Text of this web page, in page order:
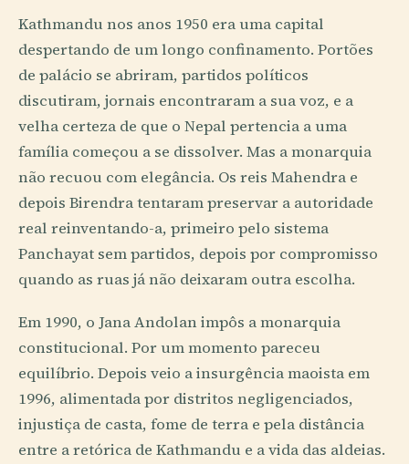
Kathmandu nos anos 1950 era uma capital
despertando de um longo confinamento. Portões
de palácio se abriram, partidos políticos
discutiram, jornais encontraram a sua voz, e a
velha certeza de que o Nepal pertencia a uma
família começou a se dissolver. Mas a monarquia
não recuou com elegância. Os reis Mahendra e
depois Birendra tentaram preservar a autoridade
real reinventando-a, primeiro pelo sistema
Panchayat sem partidos, depois por compromisso
quando as ruas já não deixaram outra escolha.
Em 1990, o Jana Andolan impôs a monarquia
constitucional. Por um momento pareceu
equilíbrio. Depois veio a insurgência maoista em
1996, alimentada por distritos negligenciados,
injustiça de casta, fome de terra e pela distância
entre a retórica de Kathmandu e a vida das aldeias.